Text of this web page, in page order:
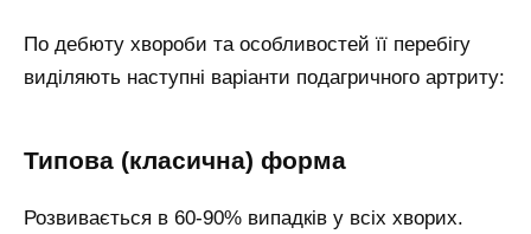
По дебюту хвороби та особливостей її перебігу
виділяють наступні варіанти подагричного артриту:
Типова (класична) форма
Розвивається в 60-90% випадків у всіх хворих.